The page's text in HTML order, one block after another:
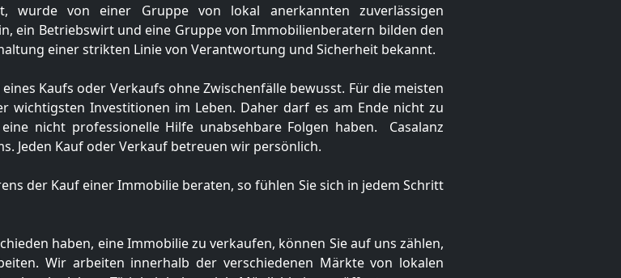
wurde von einer Gruppe von lokal anerkannten zuverlässigen
ein Betriebswirt und eine Gruppe von Immobilienberatern bilden den
einer strikten Linie von Verantwortung und Sicherheit bekannt.
Kaufs oder Verkaufs ohne Zwischenfälle bewusst. Für die meisten
wichtigsten Investitionen im Leben. Daher darf es am Ende nicht zu
nicht professionelle Hilfe unabsehbare Folgen haben. Casalanz
Jeden Kauf oder Verkauf betreuen wir persönlich.
der Kauf einer Immobilie beraten, sofühlen Sie sich in jedem Schritt
haben, eine Immobilie zu verkaufen, können Sie auf uns zählen,
Wir arbeiten innerhalb der verschiedenen Märkte von lokalen